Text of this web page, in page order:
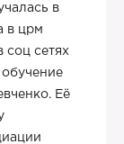
в
в црм
соц сетях
Её